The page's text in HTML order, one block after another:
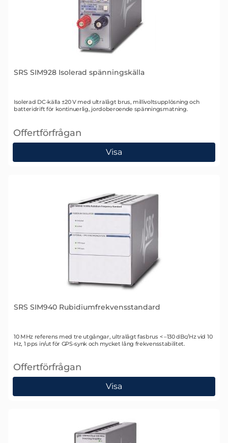
SRS SIM928 Isolerad spänningskälla
Art. nr 1343
Isolerad DC-källa ±20 V med ultralågt brus, millivoltsupplösning och
batteridrift för kontinuerlig, jordoberoende spänningsmatning.
Offertförfrågan
, SRS SIM928 Isolerad spänningskälla
Visa
SRS SIM940 Rubidiumfrekvensstandard
Art. nr 1344
10 MHz referens med tre utgångar, ultralågt fasbrus < –130 dBc/Hz vid 10
Hz, 1 pps in/ut för GPS-synk och mycket lång frekvensstabilitet.
Offertförfrågan
, SRS SIM940 Rubidiumfrekvensstandard
Visa